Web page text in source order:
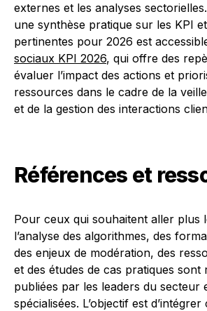
externes et les analyses
une synthèse pratique sur les KPI
pertinentes pour 2026 est
sociaux KPI 2026, qui offre des
évaluer l’impact des actions et
ressources dans le cadre de la
et de la gestion des interactions
Références et
Pour ceux qui souhaitent aller plus
l’analyse des algorithmes, des
des enjeux de modération, des
et des études de cas pratiques sont
publiées par les leaders du secteur
spécialisées. L’objectif est d’intégrer